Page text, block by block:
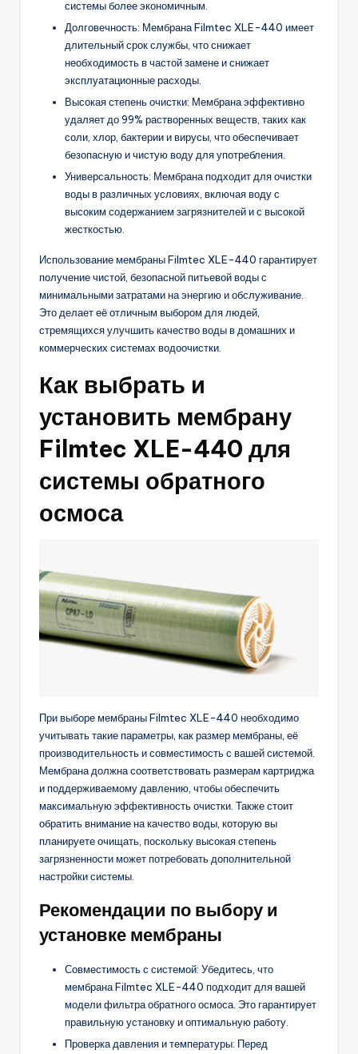
системы более экономичным.
Долговечность: Мембрана Filmtec XLE-440 имеет
длительный срок службы, что снижает
необходимость в частой замене и снижает
эксплуатационные расходы.
Высокая степень очистки: Мембрана эффективно
удаляет до 99% растворенных веществ, таких как
соли, хлор, бактерии и вирусы, что обеспечивает
безопасную и чистую воду для употребления.
Универсальность: Мембрана подходит для очистки
воды в различных условиях, включая воду с
высоким содержанием загрязнителей и с высокой
жесткостью.
Использование мембраны Filmtec XLE-440 гарантирует
получение чистой, безопасной питьевой воды с
минимальными затратами на энергию и обслуживание.
Это делает её отличным выбором для людей,
стремящихся улучшить качество воды в домашних и
коммерческих системах водоочистки.
Как выбрать и
установить мембрану
Filmtec XLE-440 для
системы обратного
осмоса
При выборе мембраны Filmtec XLE-440 необходимо
учитывать такие параметры, как размер мембраны, её
производительность и совместимость с вашей системой.
Мембрана должна соответствовать размерам картриджа
и поддерживаемому давлению, чтобы обеспечить
максимальную эффективность очистки. Также стоит
обратить внимание на качество воды, которую вы
планируете очищать, поскольку высокая степень
загрязненности может потребовать дополнительной
настройки системы.
Рекомендации по выбору и
установке мембраны
Совместимость с системой: Убедитесь, что
мембрана Filmtec XLE-440 подходит для вашей
модели фильтра обратного осмоса. Это гарантирует
правильную установку и оптимальную работу.
Проверка давления и температуры: Перед